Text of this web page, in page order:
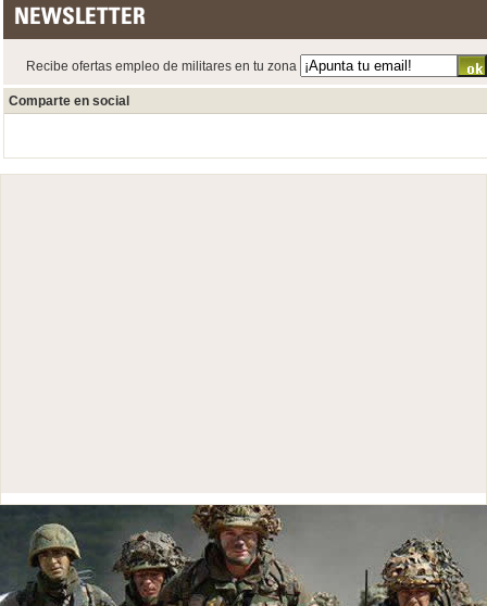
NEWSLETTER
Recibe ofertas empleo de militares en tu zona
Comparte en social